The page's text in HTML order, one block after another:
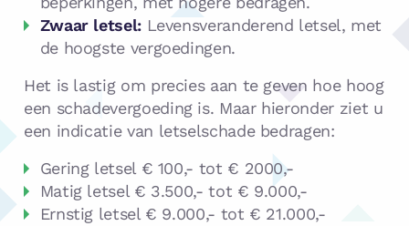
Zwaar letsel:Levensveranderend letsel, met
de hoogste vergoedingen.
Het is lastig om precies aan te geven hoe hoog
een schadevergoeding is. Maar hieronder ziet u
een indicatie van letselschade bedragen:
Gering letsel € 100,- tot € 2000,-
Matig letsel € 3.500,- tot € 9.000,-
Ernstig letsel € 9.000,- tot € 21.000,-